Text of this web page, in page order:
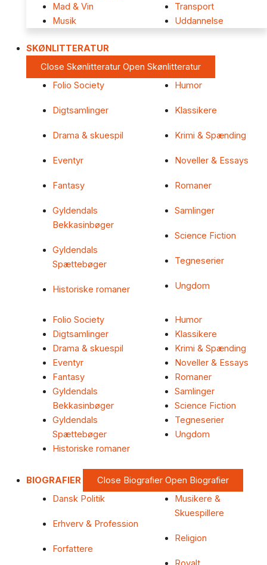
Mad & Vin
Musik
Transport
Uddannelse
SKØNLITTERATUR
Close Skønlitteratur Open Skønlitteratur
Folio Society
Digtsamlinger
Drama & skuespil
Eventyr
Fantasy
Gyldendals
Bekkasinbøger
Gyldendals
Spættebøger
Historiske romaner
Humor
Klassikere
Krimi & Spænding
Noveller & Essays
Romaner
Samlinger
Science Fiction
Tegneserier
Ungdom
Folio Society
Digtsamlinger
Drama & skuespil
Eventyr
Fantasy
Gyldendals
Bekkasinbøger
Gyldendals
Spættebøger
Historiske romaner
Humor
Klassikere
Krimi & Spænding
Noveller & Essays
Romaner
Samlinger
Science Fiction
Tegneserier
Ungdom
BIOGRAFIER Close Biografier Open Biografier
Dansk Politik
Erhverv & Profession
Forfattere
Musikere &
Skuespillere
Religion